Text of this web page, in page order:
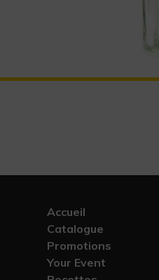
Accueil
Catalogue
Promotions
Your Event